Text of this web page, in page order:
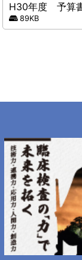
H30年度 予算
89KB